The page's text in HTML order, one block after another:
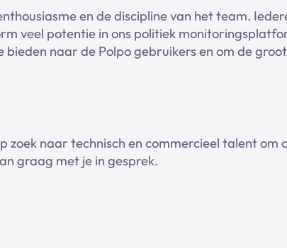
en de discipline van het team.
veel potentie in ons politiek
naar de Polpo gebruikers en om de
zoek naar technisch en commercieel talent om
graag met je in gesprek.